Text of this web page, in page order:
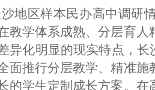
沙地区样本民办高中调研
教学体系成熟、分层育
异化明显的现实特点，
面推行分层教学、精准
的学生定制成长方案。